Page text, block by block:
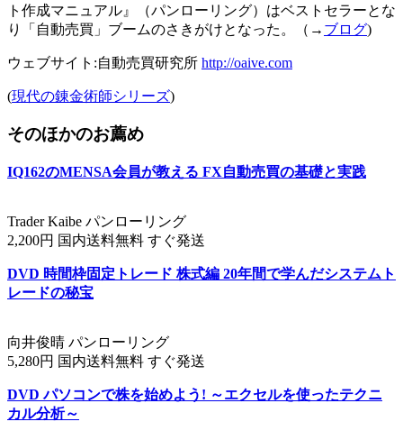
ト作成マニュアル』（パンローリング）はベストセラーとな
り「自動売買」ブームのさきがけとなった。（→ ブログ)
ウェブサイト:自動売買研究所 http://oaive.com
(現代の錬金術師シリーズ)
そのほかのお薦め
IQ162のMENSA会員が教える FX自動売買の基礎と実践
Trader Kaibe パンローリング
2,200円 国内送料無料 すぐ発送
DVD 時間枠固定トレード 株式編 20年間で学んだシステムト
レードの秘宝
向井俊晴 パンローリング
5,280円 国内送料無料 すぐ発送
DVD パソコンで株を始めよう! ～エクセルを使ったテクニ
カル分析～